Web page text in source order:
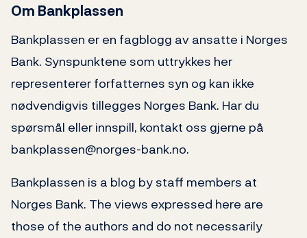
Om Bankplassen
Bankplassen er en fagblogg av ansatte i Norges
Bank. Synspunktene som uttrykkes her
representerer forfatternes syn og kan ikke
nødvendigvis tillegges Norges Bank. Har du
spørsmål eller innspill, kontakt oss gjerne på
bankplassen@norges-bank.no.
Bankplassen is a blog by staff members at
Norges Bank. The views expressed here are
those of the authors and do not necessarily